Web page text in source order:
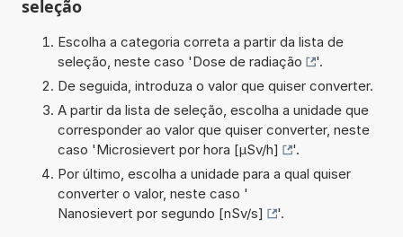
seleção
Escolha a categoria correta a partir da lista de
seleção, neste caso 'Dose de radiação
'.
De seguida, introduza o valor que quiser converter.
A partir da lista de seleção, escolha a unidade que
corresponder ao valor que quiser converter, neste
caso 'Microsievert por hora [µSv/h]
'.
Por último, escolha a unidade para a qual quiser
converter o valor, neste caso '
Nanosievert por segundo [nSv/s]
'.